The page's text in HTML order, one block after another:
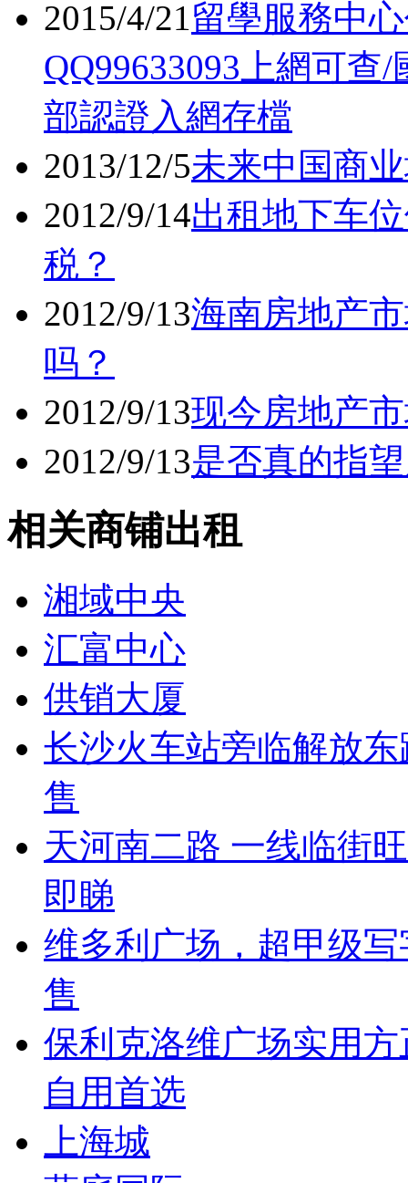
2015/4/21留學服務中
QQ99633093上網可
部認證入網存檔
2013/12/5未来中国商
2012/9/14出租地下车
税？
2012/9/13海南房地产
吗？
2012/9/13现今房地产
2012/9/13是否真的指
相关商铺出租
湘域中央
汇富中心
供销大厦
长沙火车站旁临解放
售
天河南二路 一线临街
即睇
维多利广场，超甲级
售
保利克洛维广场实用
自用首选
上海城